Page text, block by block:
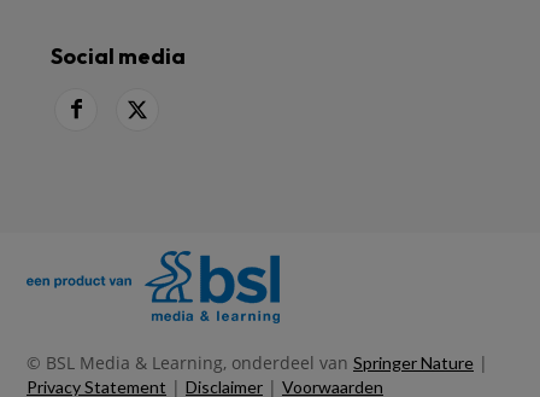
Social media
© BSL Media & Learning, onderdeel van Springer Nature |
Privacy Statement | Disclaimer | Voorwaarden